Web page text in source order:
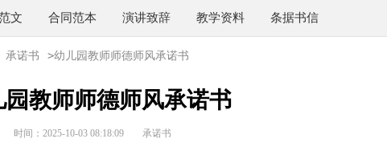
文 合同范本 演讲致辞 教学资料 条据书信
承诺书 >幼儿园教师师德师风承诺书
园教师师德师风承诺书
时间：2025-10-03 08:18:09 承诺书